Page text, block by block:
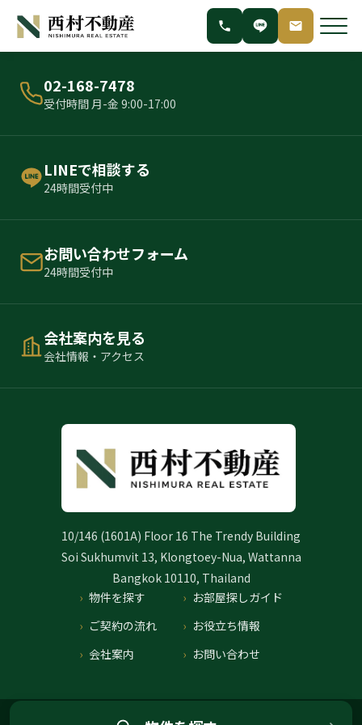
02-168-7478
受付時間 月-金 9:00-17:00
LINEで相談する
24時間受付中
お問い合わせフォーム
24時間受付中
会社案内を見る
会社情報・アクセス
10/146 (1601A) Floor 16 The Trendy Building
Soi Sukhumvit 13, Klongtoey-Nua, Wattanna
Bangkok 10110, Thailand
物件を探す
お部屋探しガイド
ご契約の流れ
お役立ち情報
会社案内
お問い合わせ
プライバシーポリシー